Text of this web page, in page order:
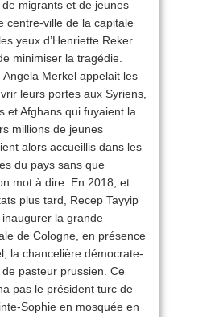
migrants et de jeunes
centre-ville de la capitale
yeux d’Henriette Reker
minimiser la tragédie.
Merkel appelait les
leurs portes aux Syriens,
et Afghans qui fuyaient la
millions de jeunes
alors accueillis dans les
du pays sans que
mot à dire. En 2018, et
plus tard, Recep Tayyip
la grande
de Cologne, en présence
la chancelière démocrate-
pasteur prussien. Ce
pas le président turc de
Sophie en mosquée en